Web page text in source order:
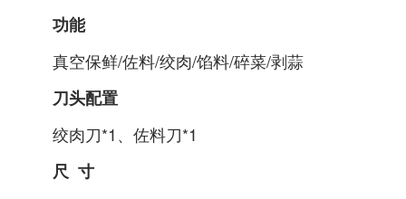
功能
真空保鲜/佐料/绞肉/馅料/碎菜/剥蒜
刀头配置
绞肉刀*1、佐料刀*1
尺寸